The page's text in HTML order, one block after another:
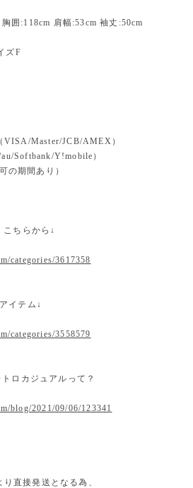
囲:118cm 肩幅:53cm 袖丈:50cm
ズF
VISA/Master/JCB/AMEX）
Softbank/Y!mobile）
の期間あり）
ちらから↓
categories/3617358
イテム↓
categories/3558579
ロカジュアルって？
blog/2021/09/06/123341
直接発送となる為、